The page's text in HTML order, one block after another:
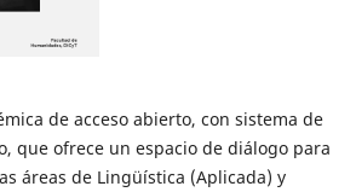
de acceso abierto, con sistema de
que ofrece un espacio de diálogo para
áreas de Lingüística (Aplicada) y